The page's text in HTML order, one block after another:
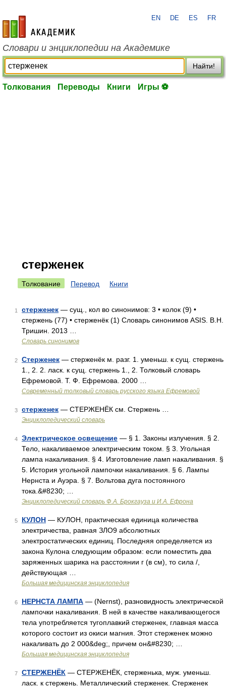
academic.ru
EN DE ES FR
Словари и энциклопедии на Академике
Найти!
Толкования Переводы Книги Игры ⚽
стерженек
Толкование Перевод Книги
1 стерженек — сущ., кол во синонимов: 3 • колок (9) •
стержень (77) • стерженёк (1) Словарь синонимов ASIS. В.Н.
Тришин. 2013 …
Словарь синонимов
2 Стерженек — стерженёк м. разг. 1. уменьш. к сущ. стержень
1., 2. 2. ласк. к сущ. стержень 1., 2. Толковый словарь
Ефремовой. Т. Ф. Ефремова. 2000 …
Современный толковый словарь русского языка Ефремовой
3 стерженек — СТЕРЖЕНЁК см. Стержень …
Энциклопедический словарь
4 Электрическое освещение — § 1. Законы излучения. § 2.
Тело, накаливаемое электрическим током. § 3. Угольная
лампа накаливания. § 4. Изготовление ламп накаливания. §
5. История угольной лампочки накаливания. § 6. Лампы
Нернста и Ауэра. § 7. Вольтова дуга постоянного
тока.&#8230; …
Энциклопедический словарь Ф.А. Брокгауза и И.А. Ефрона
5 КУЛОН — КУЛОН, практическая единица количества
электричества, равная ЗЛО9 абсолютных
электростатических единиц. Последняя определяется из
закона Кулона следующим образом: если поместить два
заряженных шарика на расстоянии г (в см), то сила /,
действующая …
Большая медицинская энциклопедия
6 НЕРНСТА ЛАМПА — (Nernst), разновидность электрической
лампочки накаливания. В ней в качестве накаливающегося
тела употребляется тугоплавкий стерженек, главная масса
которого состоит из окиси магния. Этот стерженек можно
накаливать до 2 000&deg;, причем он&#8230; …
Большая медицинская энциклопедия
7 СТЕРЖЕНЁК — СТЕРЖЕНЁК, стерженька, муж. уменьш.
ласк. к стержень. Металлический стерженек. Стерженек